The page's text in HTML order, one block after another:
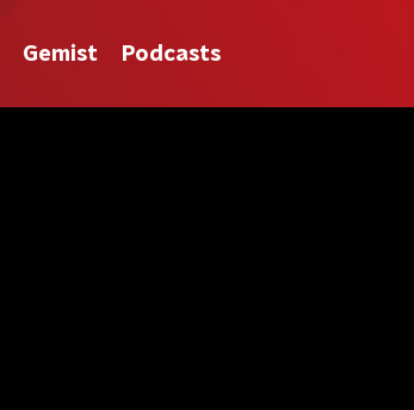
Gemist Podcasts